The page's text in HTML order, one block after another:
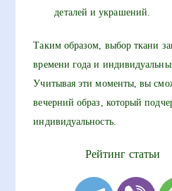
деталей и украшений.
Таким образом, выбор ткани
времени года и
Учитывая эти моменты, вы
вечерний образ, который
индивидуальность.
Рейтинг статьи